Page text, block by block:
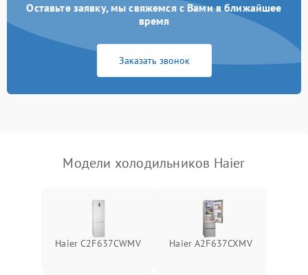
Образование конденсата
1800 ₽ Подробнее →
Сбой в работе инвертора
работе
2000 ₽ Подробнее →
Оставьте заявку, мы свяжемся с Вами в ближайшее
время
Заказать звонок
Модели холодильников Haier
Haier C2F637CWMV Haier A2F637CXMV